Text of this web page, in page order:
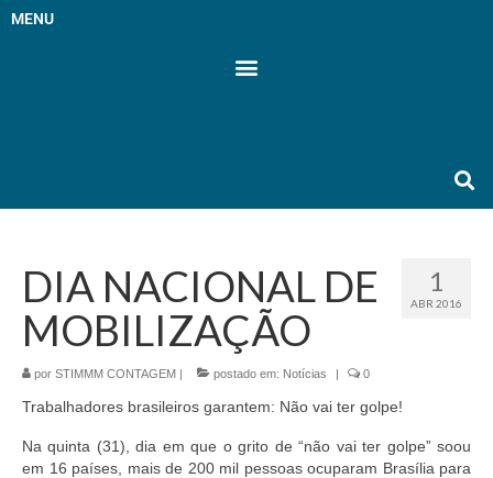
MENU
1
ABR 2016
DIA NACIONAL DE
MOBILIZAÇÃO
por STIMMM CONTAGEM | postado em: Notícias | 0
Trabalhadores brasileiros garantem: Não vai ter golpe!
Na quinta (31), dia em que o grito de “não vai ter golpe” soou
em 16 países, mais de 200 mil pessoas ocuparam Brasília para